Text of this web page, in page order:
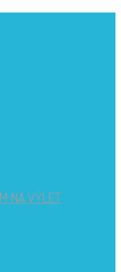
NA VÝLET